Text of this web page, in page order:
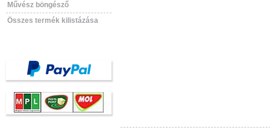
Művész böngésző
Összes termék kilistázása